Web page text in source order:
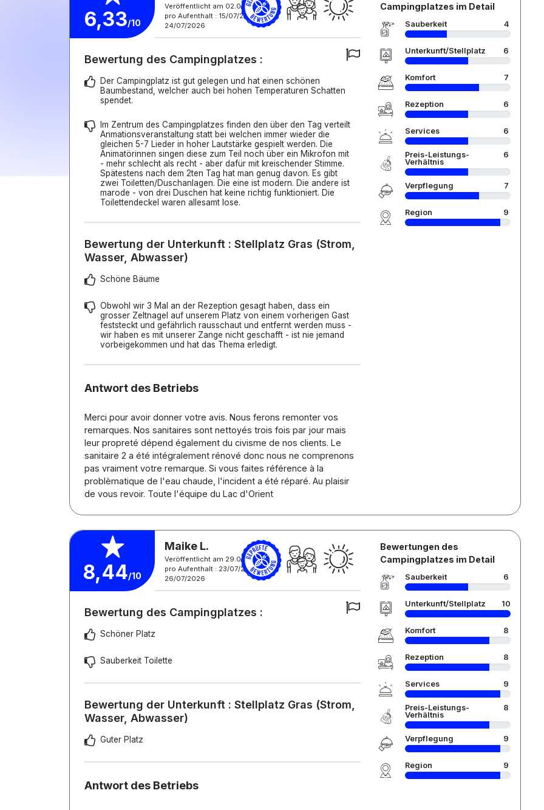
6,33/10
Veröffentlicht am 02.08.2026
pro Aufenthalt : 15/07/2026 -
24/07/2026
Bewertung des Campingplatzes :
Der Campingplatz ist gut gelegen und hat einen schönen
Baumbestand, welcher auch bei hohen Temperaturen Schatten
spendet.
Im Zentrum des Campingplatzes finden den über den Tag verteilt
Anmationsveranstaltung statt bei welchen immer wieder die
gleichen 5-7 Lieder in hoher Lautstärke gespielt werden. Die
Animatörinnen singen diese zum Teil noch über ein Mikrofon mit
- mehr schlecht als recht - aber dafür mit kreischender Stimme.
Spätestens nach dem 2ten Tag hat man genug davon. Es gibt
zwei Toiletten/Duschanlagen. Die eine ist modern. Die andere ist
marode - von drei Duschen hat keine richtig funktioniert. Die
Toilettendeckel waren allesamt lose.
Bewertung der Unterkunft : Stellplatz Gras (Strom,
Wasser, Abwasser)
Schöne Bäume
Obwohl wir 3 Mal an der Rezeption gesagt haben, dass ein
grosser Zeltnagel auf unserem Platz von einem vorherigen Gast
feststeckt und gefährlich rausschaut und entfernt werden muss -
wir haben es mit unserer Zange nicht geschafft - ist nie jemand
vorbeigekommen und hat das Thema erledigt.
Antwort des Betriebs
Merci pour avoir donner votre avis. Nous ferons remonter vos
remarques. Nos sanitaires sont nettoyés trois fois par jour mais
leur propreté dépend également du civisme de nos clients. Le
sanitaire 2 a été intégralement rénové donc nous ne comprenons
pas vraiment votre remarque. Si vous faites référence à la
problèmatique de l'eau chaude, l'incident a été réparé. Au plaisir
de vous revoir. Toute l'équipe du Lac d'Orient
Campingplatzes im Detail
Sauberkeit 4
Unterkunft/Stellplatz 6
Komfort 7
Rezeption 6
Services 6
Preis-Leistungs-
Verhältnis
6
Verpflegung 7
Region 9
8,44/10
Maike L.
Veröffentlicht am 29.07.2026
pro Aufenthalt : 23/07/2026 -
26/07/2026
Bewertung des Campingplatzes :
Schöner Platz
Sauberkeit Toilette
Bewertung der Unterkunft : Stellplatz Gras (Strom,
Wasser, Abwasser)
Guter Platz
Antwort des Betriebs
Bewertungen des
Campingplatzes im Detail
Sauberkeit 6
Unterkunft/Stellplatz 10
Komfort 8
Rezeption 8
Services 9
Preis-Leistungs-
Verhältnis
8
Verpflegung 9
Region 9